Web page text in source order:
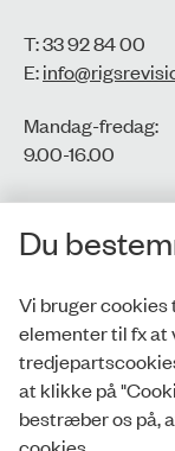
T: 33 92 84 00
E:
Mandag-fredag:
9.00-16.00​
CVR-nr.: 77806113
EAN-nr.:
Privatlivspolitik
Du
Vi bruger
elementer til fx
at klikke på
bestræber os på,